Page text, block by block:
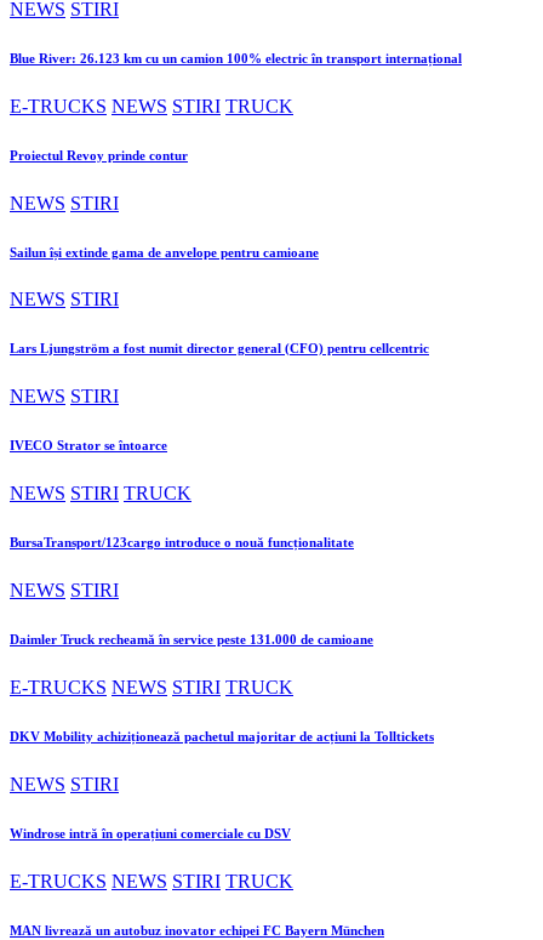
NEWS STIRI
Blue River: 26.123 km cu un camion 100% electric în transport internațional
E-TRUCKS NEWS STIRI TRUCK
Proiectul Revoy prinde contur
NEWS STIRI
Sailun își extinde gama de anvelope pentru camioane
NEWS STIRI
Lars Ljungström a fost numit director general (CFO) pentru cellcentric
NEWS STIRI
IVECO Strator se întoarce
NEWS STIRI TRUCK
BursaTransport/123cargo introduce o nouă funcționalitate
NEWS STIRI
Daimler Truck recheamă în service peste 131.000 de camioane
E-TRUCKS NEWS STIRI TRUCK
DKV Mobility achiziționează pachetul majoritar de acțiuni la Tolltickets
NEWS STIRI
Windrose intră în operațiuni comerciale cu DSV
E-TRUCKS NEWS STIRI TRUCK
MAN livrează un autobuz inovator echipei FC Bayern München